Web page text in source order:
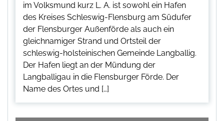
im Volksmund kurz L. A. ist sowohl ein Hafen
des Kreises Schleswig-Flensburg am Südufer
der Flensburger Außenförde als auch ein
gleichnamiger Strand und Ortsteil der
schleswig-holsteinischen Gemeinde Langballig.
Der Hafen liegt an der Mündung der
Langballigau in die Flensburger Förde. Der
Name des Ortes und […]